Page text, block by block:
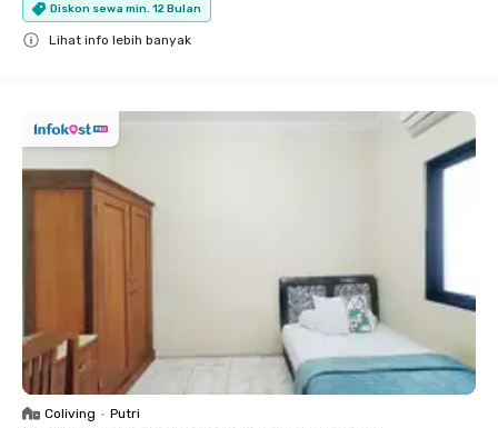
Diskon sewa min. 12 Bulan
Lihat info lebih banyak
Coliving • Putri